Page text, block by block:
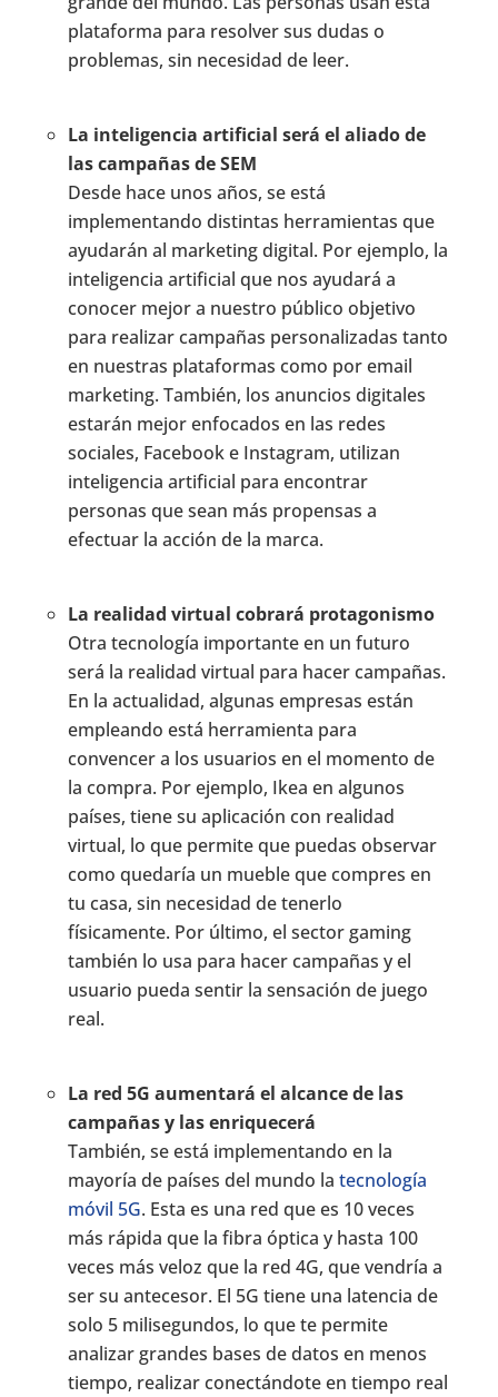
plataforma para resolver sus dudas o
problemas, sin necesidad de leer.
La inteligencia artificial será el aliado de
las campañas de SEM
Desde hace unos años, se está
implementando distintas herramientas que
ayudarán al marketing digital. Por ejemplo, la
inteligencia artificial que nos ayudará a
conocer mejor a nuestro público objetivo
para realizar campañas personalizadas tanto
en nuestras plataformas como por email
marketing. También, los anuncios digitales
estarán mejor enfocados en las redes
sociales, Facebook e Instagram, utilizan
inteligencia artificial para encontrar
personas que sean más propensas a
efectuar la acción de la marca.
La realidad virtual cobrará protagonismo
Otra tecnología importante en un futuro
será la realidad virtual para hacer campañas.
En la actualidad, algunas empresas están
empleando está herramienta para
convencer a los usuarios en el momento de
la compra. Por ejemplo, Ikea en algunos
países, tiene su aplicación con realidad
virtual, lo que permite que puedas observar
como quedaría un mueble que compres en
tu casa, sin necesidad de tenerlo
físicamente. Por último, el sector gaming
también lo usa para hacer campañas y el
usuario pueda sentir la sensación de juego
real.
La red 5G aumentará el alcance de las
campañas y las enriquecerá
También, se está implementando en la
mayoría de países del mundo la tecnología
móvil 5G. Esta es una red que es 10 veces
más rápida que la fibra óptica y hasta 100
veces más veloz que la red 4G, que vendría a
ser su antecesor. El 5G tiene una latencia de
solo 5 milisegundos, lo que te permite
analizar grandes bases de datos en menos
tiempo, realizar conectándote en tiempo real